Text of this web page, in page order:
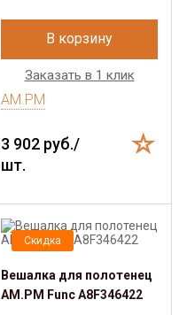
В корзину
Заказать в 1 клик
AM.PM
3 902 руб./
шт.
Скидка
Вешалка для полотенец
AM.PM Func A8F346422